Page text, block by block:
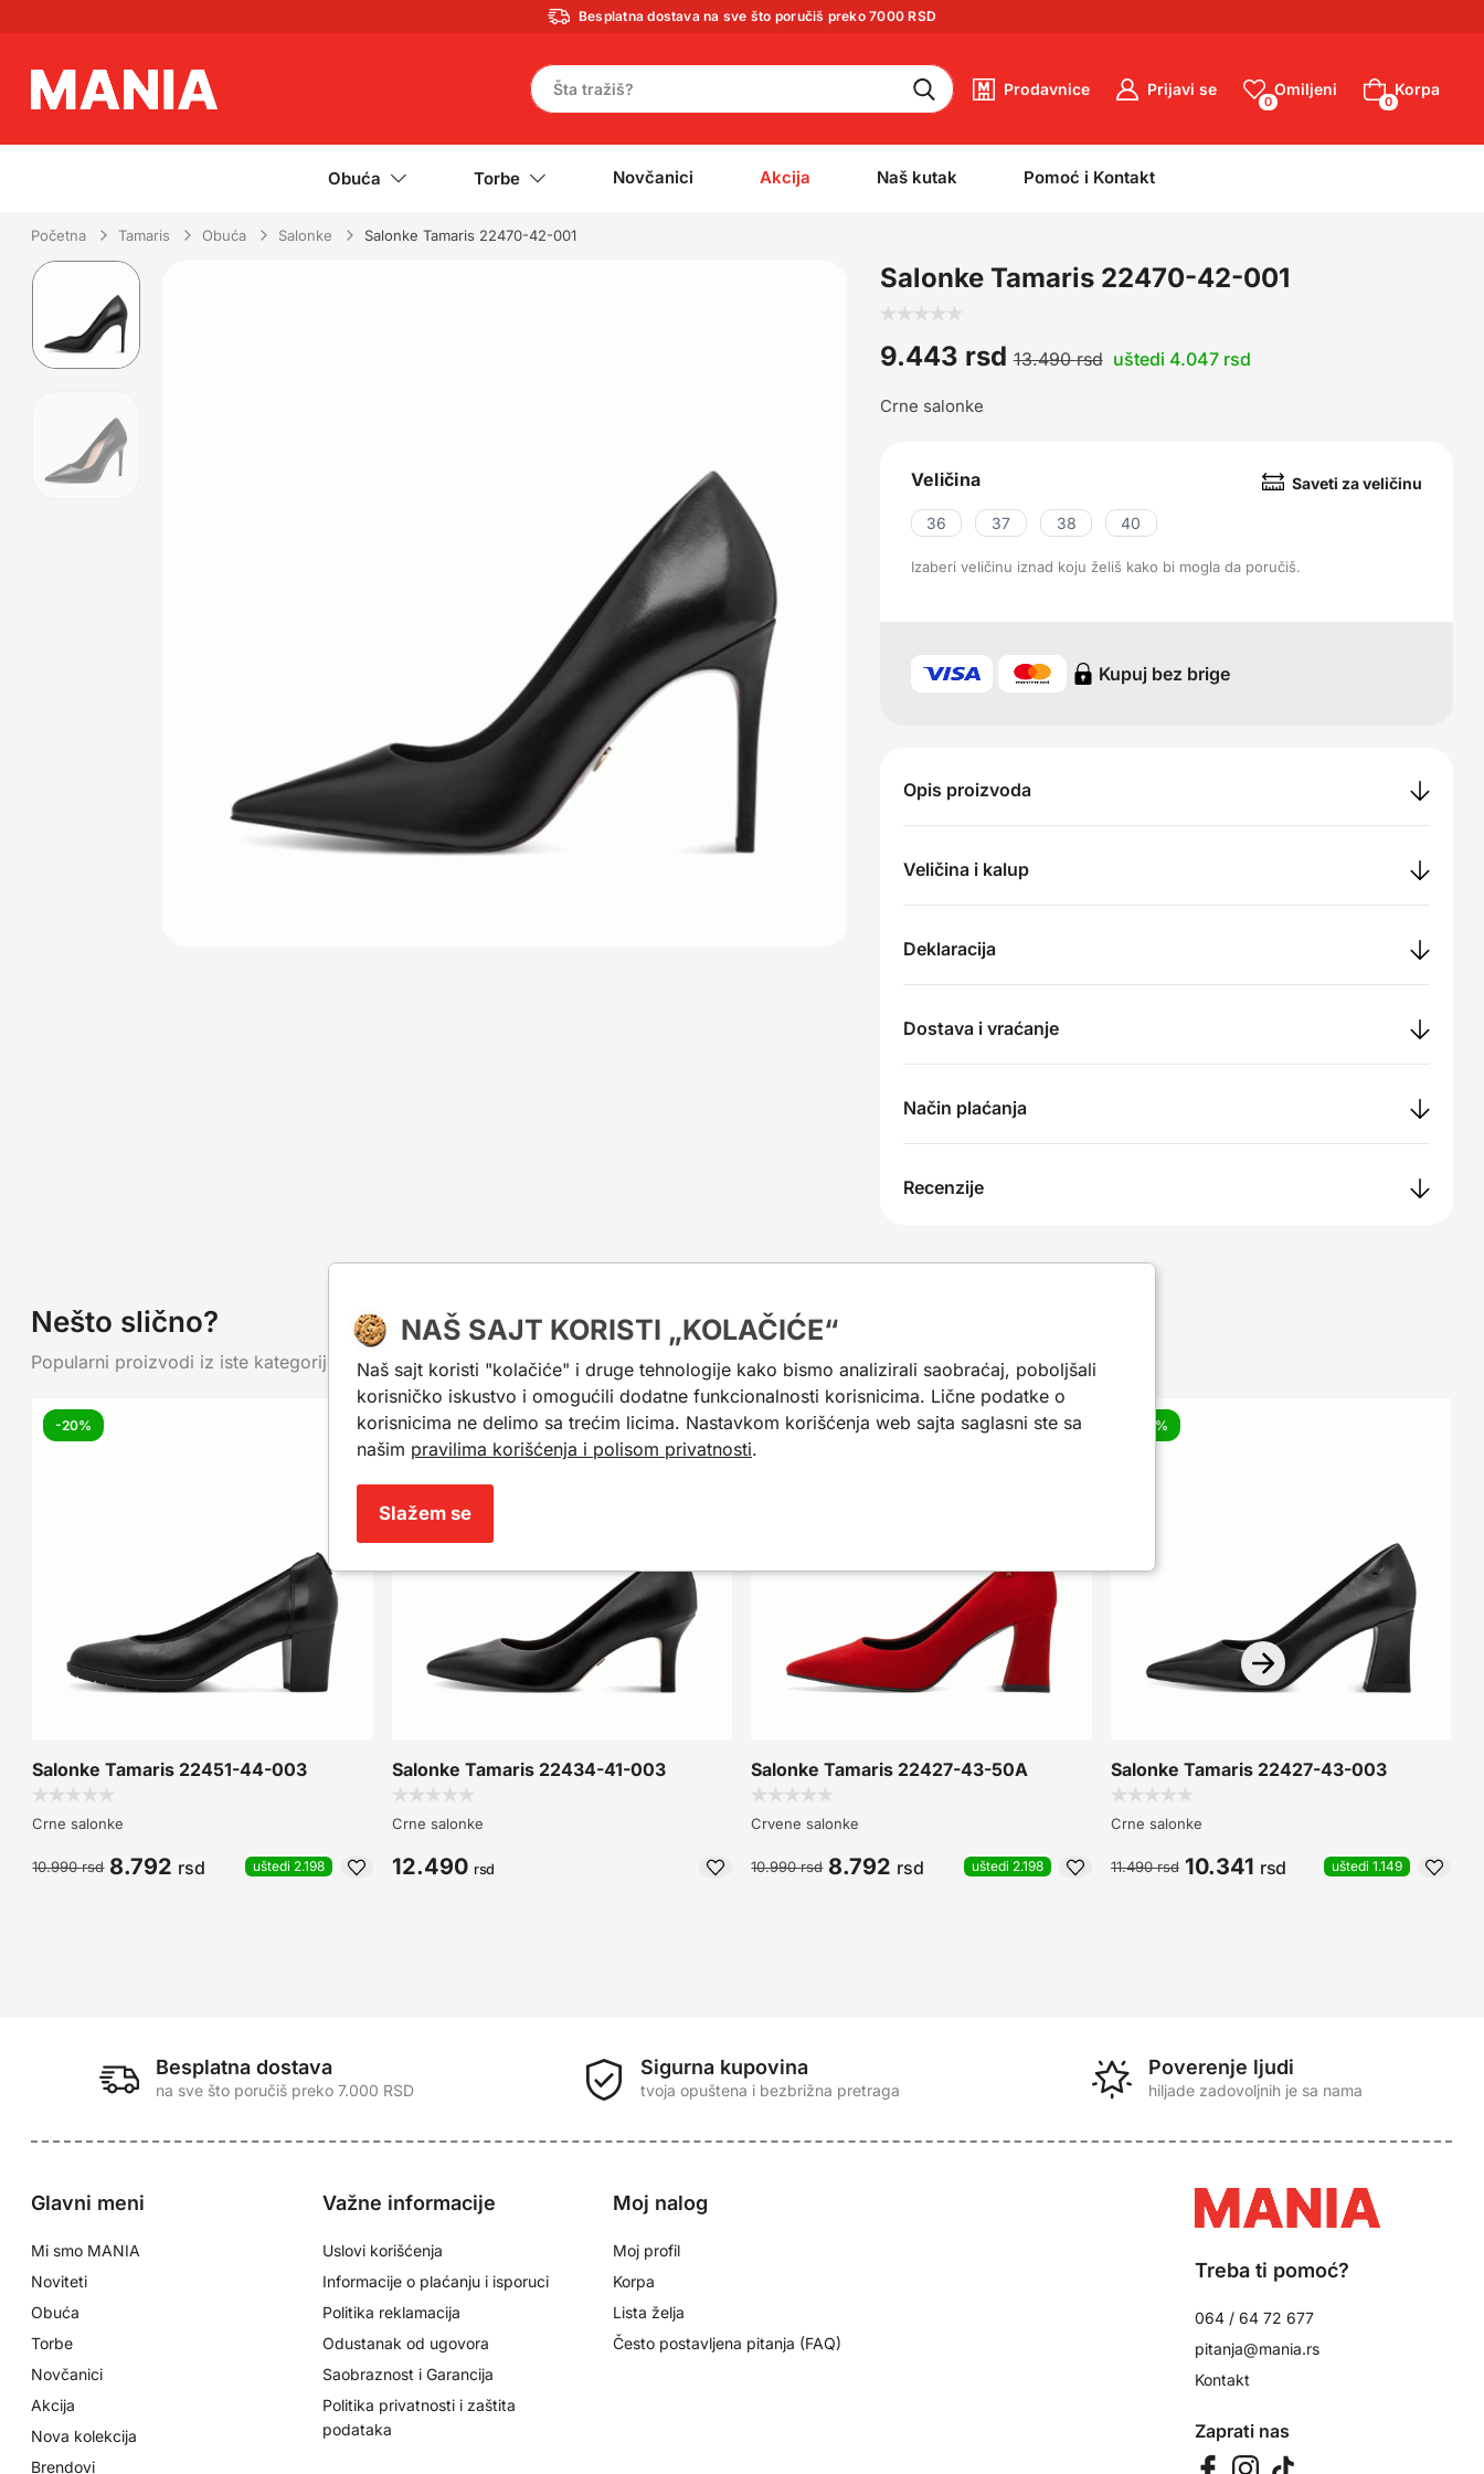
Besplatna dostava na sve što poručiš preko 7000 RSD
Prodavnice Prijavi se
0
Omiljeni
0
Korpa
Obuća Torbe Novčanici Akcija Naš kutak Pomoć i Kontakt
Početna Tamaris Obuća Salonke Salonke Tamaris 22470-42-001
Salonke Tamaris 22470-42-001
9.443 rsd 13.490rsd uštedi 4.047 rsd
Crne salonke
Veličina Saveti za veličinu
36 37 38 40
Izaberi veličinu iznad koju želiš kako bi mogla da poručiš.
Kupuj bez brige
Opis proizvoda
Veličina i kalup
Deklaracija
Dostava i vraćanje
Način plaćanja
Recenzije
Nešto slično?
Popularni proizvodi iz iste kategorije. Mogu da ti posluže kao inspiracija.
-20%
Salonke Tamaris 22451-44-003
Crne salonke
10.990rsd 8.792 rsd uštedi 2.198
Salonke Tamaris 22434-41-003
Crne salonke
12.490 rsd
-20%
Salonke Tamaris 22427-43-50A
Crvene salonke
10.990rsd 8.792 rsd uštedi 2.198
-10%
Salonke Tamaris 22427-43-003
Crne salonke
11.490rsd 10.341 rsd uštedi 1.149
Besplatna dostava
na sve što poručiš preko 7.000 RSD
Sigurna kupovina
tvoja opuštena i bezbrižna pretraga
Poverenje ljudi
hiljade zadovoljnih je sa nama
Glavni meni
Mi smo MANIA
Noviteti
Obuća
Torbe
Novčanici
Akcija
Nova kolekcija
Brendovi
Važne informacije
Uslovi korišćenja
Informacije o plaćanju i isporuci
Politika reklamacija
Odustanak od ugovora
Saobraznost i Garancija
Politika privatnosti i zaštita
podataka
Moj nalog
Moj profil
Korpa
Lista želja
Često postavljena pitanja (FAQ)
Treba ti pomoć?
064 / 64 72 677
pitanja@mania.rs
Kontakt
Zaprati nas
NAŠ SAJT KORISTI „KOLAČIĆE“
Naš sajt koristi "kolačiće" i druge tehnologije kako bismo analizirali saobraćaj, poboljšali
korisničko iskustvo i omogućili dodatne funkcionalnosti korisnicima. Lične podatke o
korisnicima ne delimo sa trećim licima. Nastavkom korišćenja web sajta saglasni ste sa
našim pravilima korišćenja i polisom privatnosti.
Slažem se